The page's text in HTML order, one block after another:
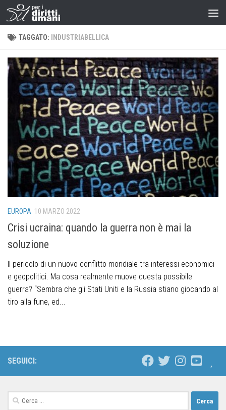
TAGGATO: INDUSTRIABELLICA
EUROPA 10 MARZO 2022
Crisi ucraina: quando la guerra non è mai la
soluzione
Il pericolo di un nuovo conflitto mondiale tra interessi economici
e geopolitici. Ma cosa realmente muove questa possibile
guerra? “Sembra che gli Stati Uniti e la Russia stiano giocando al
tiro alla fune, ed...
SEGUICI: